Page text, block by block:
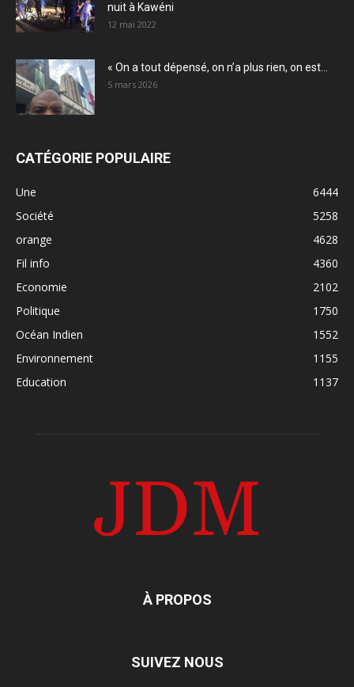
nuit à Kawéni
12 mai 2022
« On a tout dépensé, on n’a plus rien, on est...
5 mars 2026
CATÉGORIE POPULAIRE
Une
6444
Société
5258
orange
4628
Fil info
4360
Economie
2102
Politique
1750
Océan Indien
1552
Environnement
1155
Education
1137
À PROPOS
SUIVEZ NOUS